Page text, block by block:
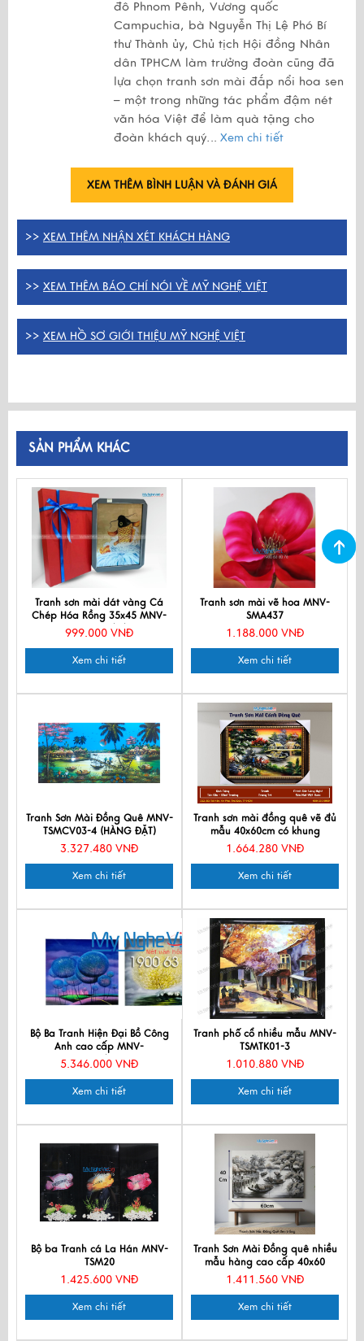
đô Phnom Pênh, Vương quốc
Campuchia, bà Nguyễn Thị Lệ Phó Bí
thư Thành ủy, Chủ tịch Hội đồng Nhân
dân TPHCM làm trưởng đoàn cũng đã
lựa chọn tranh sơn mài đắp nổi hoa sen
– một trong những tác phẩm đậm nét
văn hóa Việt để làm quà tặng cho
đoàn khách quý... Xem chi tiết
XEM THÊM BÌNH LUẬN VÀ ĐÁNH GIÁ
>> XEM THÊM NHẬN XÉT KHÁCH HÀNG
>> XEM THÊM BÁO CHÍ NÓI VỀ MỸ NGHỆ VIỆT
>> XEM HỒ SƠ GIỚI THIỆU MỸ NGHỆ VIỆT
SẢN PHẨM KHÁC
Tranh sơn mài dát vàng Cá
Chép Hóa Rồng 35x45 MNV-
TSM3545/4/2
999.000 VNĐ
Xem chi tiết
Tranh sơn mài vẽ hoa MNV-
SMA437
1.188.000 VNĐ
Xem chi tiết
Tranh Sơn Mài Đồng Quê MNV-
TSMCV03-4 (HÀNG ĐẶT)
3.327.480 VNĐ
Xem chi tiết
Tranh sơn mài đồng quê vẽ đủ
mẫu 40x60cm có khung
50x70cm TSMTBL46K-1
1.664.280 VNĐ
Xem chi tiết
Bộ Ba Tranh Hiện Đại Bồ Công
Anh cao cấp MNV-
SMH04/6060
5.346.000 VNĐ
Xem chi tiết
Tranh phố cổ nhiều mẫu MNV-
TSMTK01-3
1.010.880 VNĐ
Xem chi tiết
Bộ ba Tranh cá La Hán MNV-
TSM20
1.425.600 VNĐ
Xem chi tiết
Tranh Sơn Mài Đồng quê nhiều
mẫu hàng cao cấp 40x60
MNV-TSM46_06
1.411.560 VNĐ
Xem chi tiết